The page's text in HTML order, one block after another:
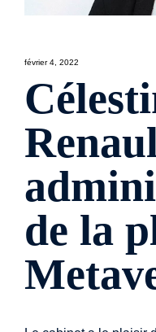
février 4, 2022
de la